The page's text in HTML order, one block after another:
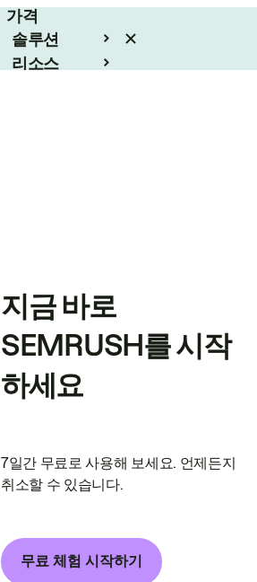
가격
솔루션
리소스
지금 바로
SEMRUSH를 시작
하세요
7일간 무료로 사용해 보세요. 언제든지
취소할 수 있습니다.
무료 체험 시작하기